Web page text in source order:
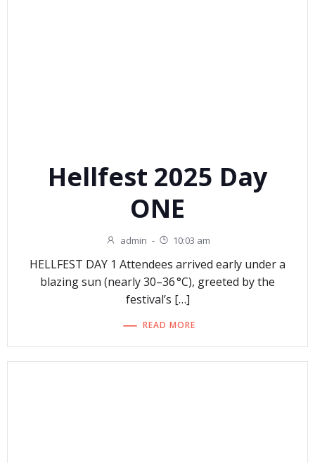
Hellfest 2025 Day
ONE
admin - 10:03 am
HELLFEST DAY 1 Attendees arrived early under a
blazing sun (nearly 30–36 °C), greeted by the
festival’s […]
READ MORE